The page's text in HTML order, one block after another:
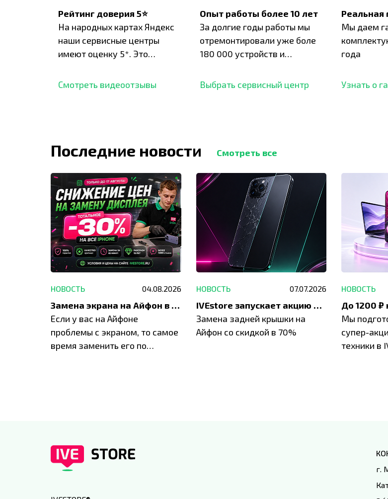
Рейтинг доверия 5⭐
На народных картах Яндекс
наши сервисные центры
имеют оценку 5*. Это
отзывов,
Смотреть видеоотзывы
Опыт работы более 10 лет
За долгие годы работы мы
отремонтировали уже боле
180 000 устройств и
опыт.
Выбрать сервисный центр
Реальная
Мы даем
года
Узнать о
Последние новости Смотреть все
НОВОСТЬ 04.08.2026
Замена экрана на Айфон в Москве и Балашихе
Если у вас на Айфоне
проблемы с экраном, то самое
время заменить его по
НОВОСТЬ 07.07.2026
IVEstore запускает акцию на замену заднего стекла
Замена задней крышки на
Айфон со скидкой в 70%
НОВОСТЬ
Мы
супер-
техники в
г.